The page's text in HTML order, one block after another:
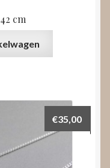
cm
€35,00